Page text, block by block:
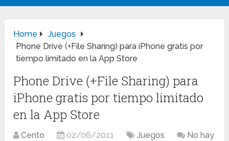
Home
Juegos
Phone Drive (+File Sharing) para iPhone gratis por
tiempo limitado en la App Store
Phone Drive (+File Sharing) para
iPhone gratis por tiempo limitado
en la App Store
Cento 02/06/2011 Juegos
No hay